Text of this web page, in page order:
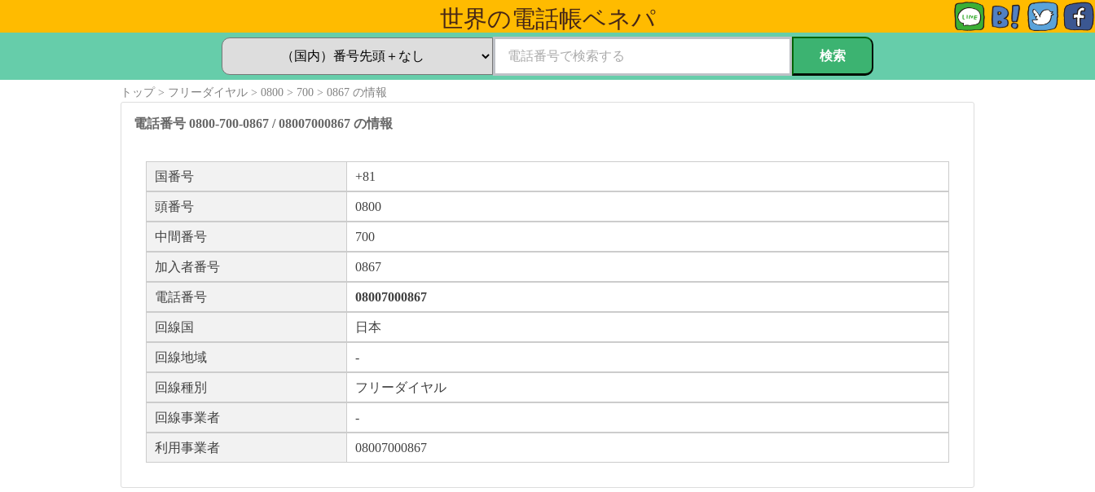
世界の電話帳ベネパ
トップ フリーダイヤル 0800 700 0867 の情報
電話番号 0800-700-0867 / 08007000867 の情報
国番号 +81
頭番号 0800
中間番号 700
加入者番号 0867
電話番号 08007000867
回線国 日本
回線地域 -
回線種別 フリーダイヤル
回線事業者 -
利用事業者 08007000867